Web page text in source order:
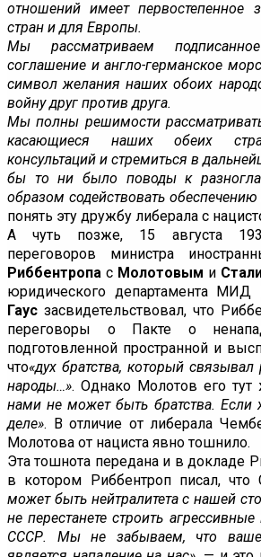
отношений имеет первостепенное
стран и для Европы.
Мы рассматриваем
соглашение и англо-германское
символ желания наших обоих
войну друг против друга.
Мы полны решимости
касающиеся наших обеих
консультаций и стремиться в
бы то ни было поводы к
образом содействовать
понять эту дружбу либерала с
А чуть позже, 15 августа
переговоров министра
Риббентропа с Молотовым и
юридического департамента МИД
Гаус засвидетельствовал, что
переговоры о Пакте о
подготовленной пространной и
что«дух братства, который
народы…». Однако Молотов его тут
нами не может быть братства. Если
деле». В отличие от либерала
Молотова от нациста явно тошнило.
Эта тошнота передана и в докладе
в котором Риббентроп писал, что
может быть нейтралитета с нашей
не перестанете строить
СССР. Мы не забываем, что